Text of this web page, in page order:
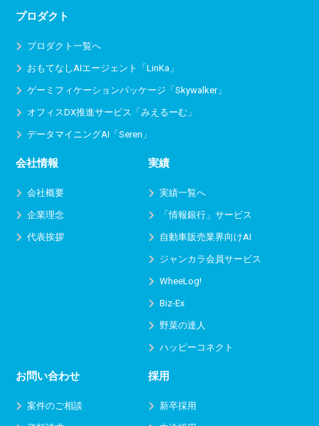
プロダクト
プロダクト一覧へ
おもてなしAIエージェント「LinKa」
ゲーミフィケーションパッケージ「Skywalker」
オフィスDX推進サービス 「みえるーむ」
データマイニングAI「Seren」
会社情報
会社概要
企業理念
代表挨拶
実績
実績一覧へ
「情報銀行」サービス
自動車販売業界向けAI
ジャンカラ会員サービス
WheeLog!
Biz-Ex
野菜の達人
ハッピーコネクト
お問い合わせ
案件のご相談
採用
新卒採用